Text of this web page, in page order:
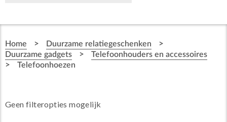
Home > Duurzame relatiegeschenken >
Duurzame gadgets > Telefoonhouders en accessoires
> Telefoonhoezen
Geen filteropties mogelijk